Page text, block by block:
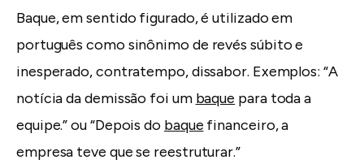
Baque, em sentido figurado, é utilizado em
português como sinônimo de revés súbito e
inesperado, contratempo, dissabor. Exemplos: “A
notícia da demissão foi um baque para toda a
equipe.” ou “Depois do baque financeiro, a
empresa teve que se reestruturar.”